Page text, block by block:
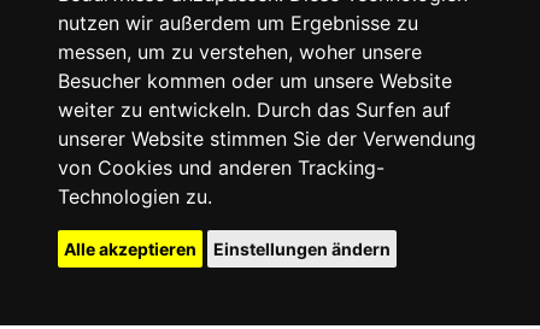
nutzen wir außerdem um Ergebnisse zu
messen, um zu verstehen, woher unsere
Besucher kommen oder um unsere Website
weiter zu entwickeln. Durch das Surfen auf
unserer Website stimmen Sie der Verwendung
von Cookies und anderen Tracking-
Technologien zu.
Alle akzeptieren Einstellungen ändern